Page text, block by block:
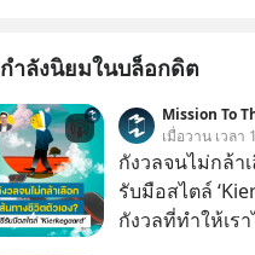
กำลังนิยมในบล็อกดิต
Mission To
เมื่อวาน เวลา
กังวลจนไม่กล้า
รับมือสไตล์
กังวลที่ทำให้เร